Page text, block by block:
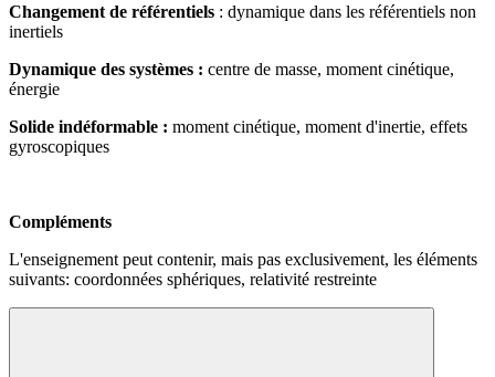
Changement de référentiels : dynamique dans les référentiels non
inertiels
Dynamique des systèmes : centre de masse, moment cinétique,
énergie
Solide indéformable : moment cinétique, moment d'inertie, effets
gyroscopiques
Compléments
L'enseignement peut contenir, mais pas exclusivement, les éléments
suivants: coordonnées sphériques, relativité restreinte